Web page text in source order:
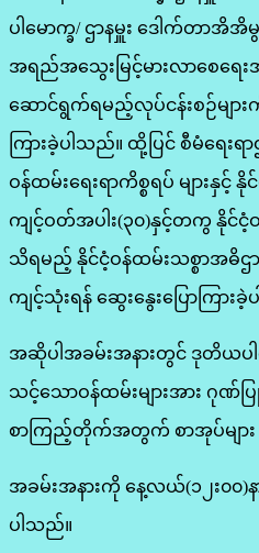
ပါမောက္ခ/ ဌာနမှူး ‌ဒေါက်တာအိ
အရည်အသွေးမြင့်မားလာစေရေ
ဆောင်ရွက်ရမည့်လုပ်ငန်းစဉ်များ
ကြားခဲ့ပါသည်။ ထို့ပြင် စီမံရေးရ
ဝန်ထမ်းရေးရာကိစ္စရပ် များနှင့်
ကျင့်ဝတ်အပါး(၃၀)နှင့်တကွ နိုင်ငံ့ဝ
သိရမည့် နိုင်ငံ့ဝန်ထမ်းသစ္စာအဓိ
ကျင့်သုံးရန် ဆွေးနွေးပြောကြား
အဆိုပါအခမ်းအနားတွင် ဒုတိယပါ
သင့်သောဝန်ထမ်းများအား ဂုဏ်ပြုဆု
စာကြည့်တိုက်အတွက် စာအုပ်များ
အခမ်းအနားကို နေ့လယ်(၁၂း၀၀)
ပါသည်။